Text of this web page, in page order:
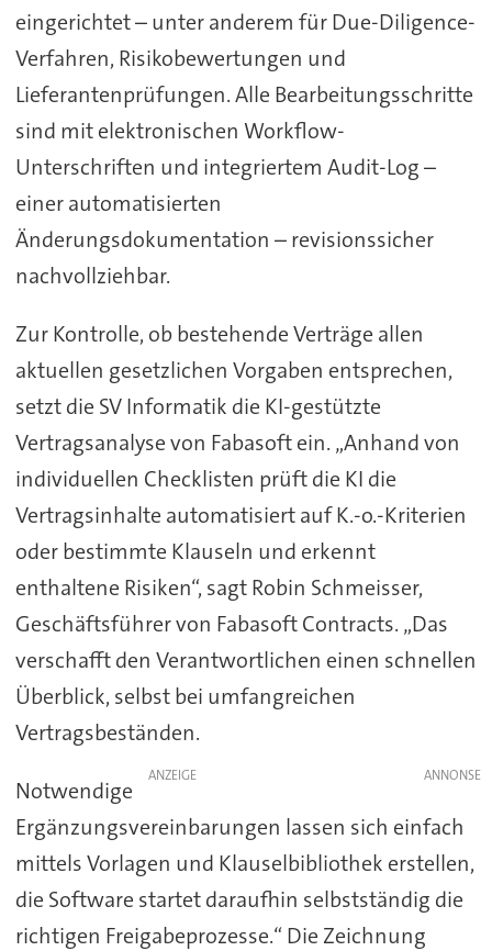
eingerichtet – unter anderem für Due-Diligence-
Verfahren, Risikobewertungen und
Lieferantenprüfungen. Alle Bearbeitungsschritte
sind mit elektronischen Workflow-
Unterschriften und integriertem Audit-Log –
einer automatisierten
Änderungsdokumentation – revisionssicher
nachvollziehbar.
Zur Kontrolle, ob bestehende Verträge allen
aktuellen gesetzlichen Vorgaben entsprechen,
setzt die SV Informatik die KI-gestützte
Vertragsanalyse von Fabasoft ein. „Anhand von
individuellen Checklisten prüft die KI die
Vertragsinhalte automatisiert auf K.-o.-Kriterien
oder bestimmte Klauseln und erkennt
enthaltene Risiken“, sagt Robin Schmeisser,
Geschäftsführer von Fabasoft Contracts. „Das
verschafft den Verantwortlichen einen schnellen
Überblick, selbst bei umfangreichen
Vertragsbeständen.
ANZEIGE
Notwendige
Ergänzungsvereinbarungen lassen sich einfach
mittels Vorlagen und Klauselbibliothek erstellen,
die Software startet daraufhin selbstständig die
richtigen Freigabeprozesse.“ Die Zeichnung